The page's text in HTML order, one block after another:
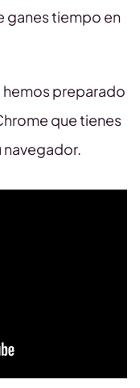
ganes tiempo en
hemos preparado
que tienes
navegador.